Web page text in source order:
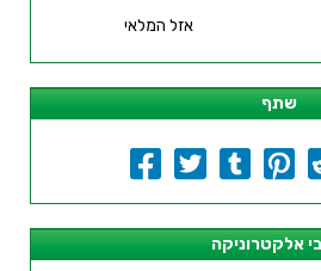
אזל המלאי
שתף
אלקטרוניקה